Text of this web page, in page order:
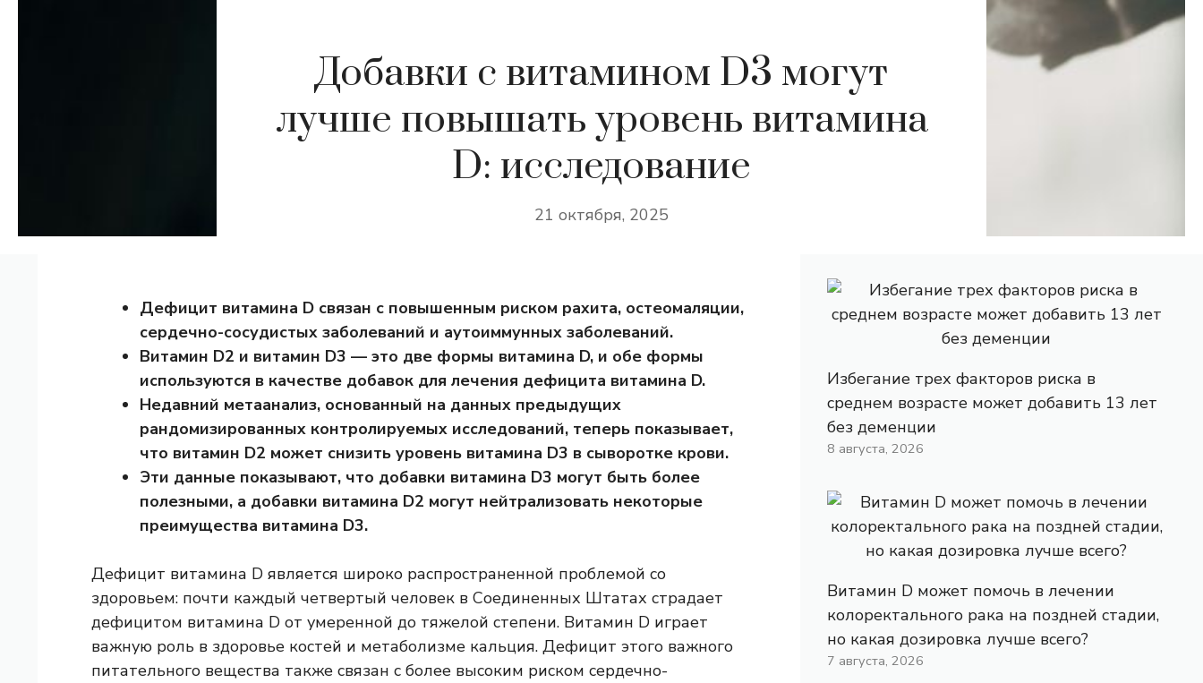
Добавки с витамином D3 могут
лучше повышать уровень витамина
D: исследование
21 октября, 2025
Дефицит витамина D связан с повышенным риском рахита, остеомаляции,
сердечно-сосудистых заболеваний и аутоиммунных заболеваний.
Витамин D2 и витамин D3 — это две формы витамина D, и обе формы
используются в качестве добавок для лечения дефицита витамина D.
Недавний метаанализ, основанный на данных предыдущих
рандомизированных контролируемых исследований, теперь показывает,
что витамин D2 может снизить уровень витамина D3 в сыворотке крови.
Эти данные показывают, что добавки витамина D3 могут быть более
полезными, а добавки витамина D2 могут нейтрализовать некоторые
преимущества витамина D3.
Дефицит витамина D является широко распространенной проблемой со
здоровьем: почти каждый четвертый человек в Соединенных Штатах страдает
дефицитом витамина D от умеренной до тяжелой степени. Витамин D играет
важную роль в здоровье костей и метаболизме кальция. Дефицит этого важного
питательного вещества также связан с более высоким риском сердечно-
Избегание трех факторов риска в
среднем возрасте может добавить 13 лет
без деменции
8 августа, 2026
Витамин D может помочь в лечении
колоректального рака на поздней стадии,
но какая дозировка лучше всего?
7 августа, 2026